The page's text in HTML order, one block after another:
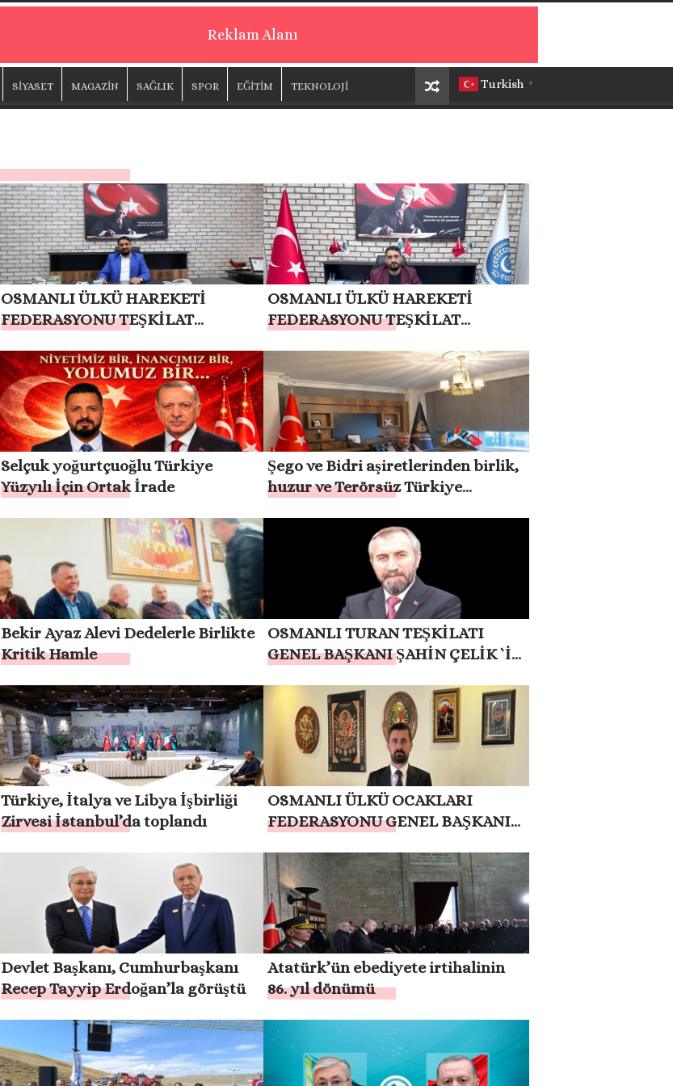
Reklam Alanı
Turkish ▼
SİYASET MAGAZİN SAĞLIK SPOR EĞİTİM TEKNOLOJİ
OSMANLI ÜLKÜ HAREKETİ
FEDERASYONU TEŞKİLAT
“CUMHURBAŞKANIMIZ RECEP
TAYYİP ERDOĞAN’IN HER ZAMAN
YANINDAYIZ”
OSMANLI ÜLKÜ HAREKETİ
FEDERASYONU TEŞKİLAT
“TERÖRSÜZ TÜRKİYE HEDEFİNİ
DESTEKLİYORUZ”
Selçuk yoğurtçuoğlu Türkiye
Yüzyılı İçin Ortak İrade
Şego ve Bidri aşiretlerinden birlik,
huzur ve Terörsüz Türkiye
Bekir Ayaz Alevi Dedelerle Birlikte
Kritik Hamle
OSMANLI TURAN TEŞKİLATI
GENEL BAŞKANI ŞAHİN ÇELİK `İN
Türkiye, İtalya ve Libya İşbirliği
Zirvesi İstanbul’da toplandı
OSMANLI ÜLKÜ OCAKLARI
FEDERASYONU GENEL BAŞKANI
CUMHURBAŞKANIMIZ ERDOĞAN
`IN YANINDAYIZ
Devlet Başkanı, Cumhurbaşkanı
Recep Tayyip Erdoğan’la görüştü
Atatürk’ün ebediyete irtihalinin
86. yıl dönümü